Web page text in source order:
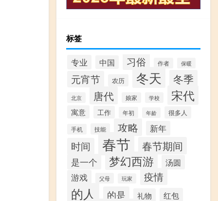
标签
专业 中国 习俗 作者 保暖
元宵节 农历 冬天 冬季
北京 唐代 娘家 学校 宋代
寓意 工作 年初 年龄 很多人
手机 技能 攻略 新年
时间 春节 春节期间
是一个 梦幻西游
汤圆
游戏
父母 玩家 疫情
的人 的是 礼物 红包